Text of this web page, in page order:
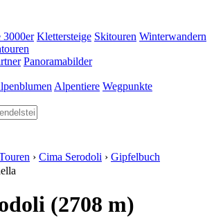
3000er Klettersteige Skitouren Winterwandern
Panoramabilder
Alpentiere Wegpunkte
› Cima Serodoli › Gipfelbuch
(2708 m)